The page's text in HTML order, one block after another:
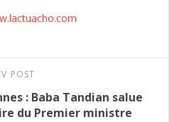
POST
: Baba Tandian salue
du Premier ministre